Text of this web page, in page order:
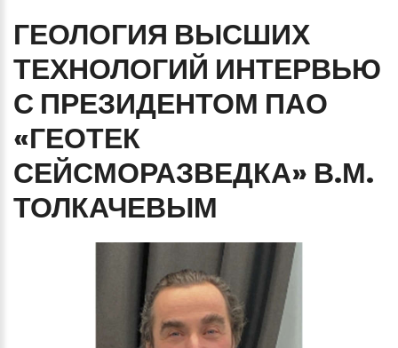
ГЕОЛОГИЯ ВЫСШИХ
ТЕХНОЛОГИЙ ИНТЕРВЬЮ
С ПРЕЗИДЕНТОМ ПАО
«ГЕОТЕК
СЕЙСМОРАЗВЕДКА» В.М.
ТОЛКАЧЕВЫМ